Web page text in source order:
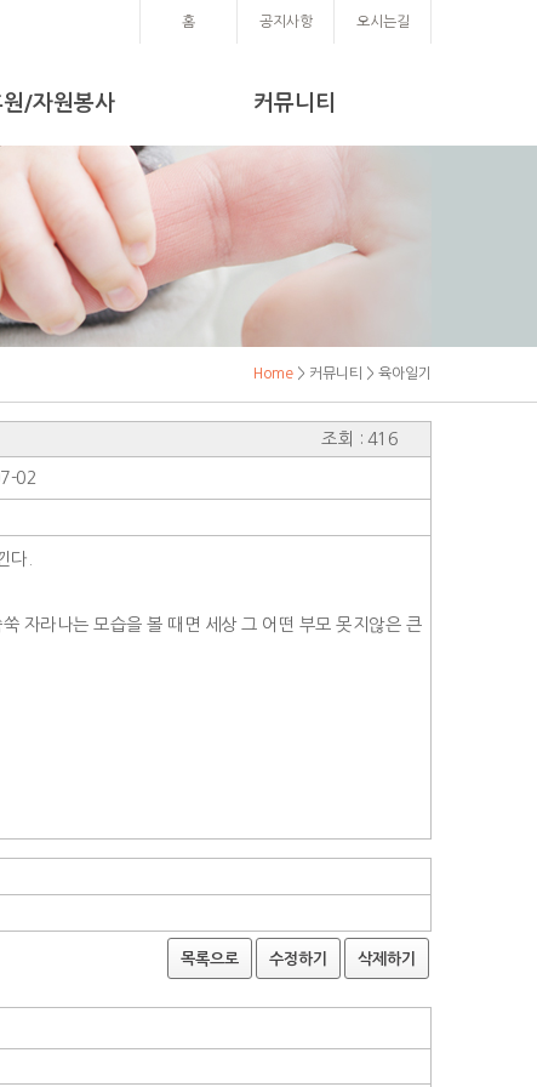
홈 공지사항 오시는길
원/자원봉사 커뮤니티
Home > 커뮤니티 > 육아일기
조회 : 416
02
다.
자라나는 모습을 볼 때면 세상 그 어떤 부모 못지않은 큰
목록으로 수정하기 삭제하기